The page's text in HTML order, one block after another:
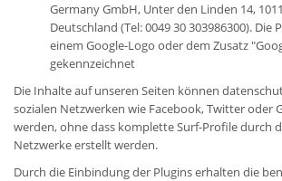
Germany GmbH, Unter den Linden 14,
Deutschland (Tel: 0049 30 303986300). Die
einem Google-Logo oder dem Zusatz
gekennzeichnet
Die Inhalte auf unseren Seiten können
sozialen Netzwerken wie Facebook, Twitter oder
werden, ohne dass komplette Surf-Profile durch
Netzwerke erstellt werden.
Durch die Einbindung der Plugins erhalten die